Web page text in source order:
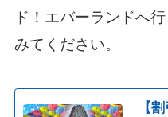
ド！エバーランドへ
みてください。
【